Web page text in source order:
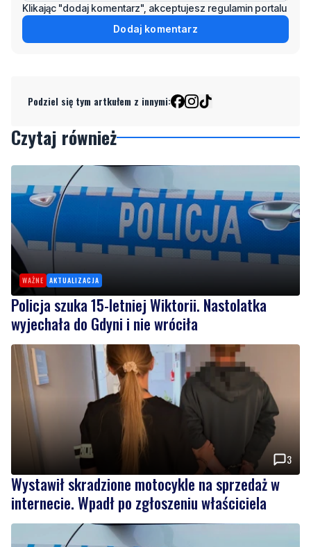
Klikając "dodaj komentarz", akceptujesz regulamin portalu
Dodaj komentarz
Podziel się tym artkułem z innymi:
Czytaj również
WAŻNE AKTUALIZACJA
Policja szuka 15-letniej Wiktorii. Nastolatka
wyjechała do Gdyni i nie wróciła
3
Wystawił skradzione motocykle na sprzedaż w
internecie. Wpadł po zgłoszeniu właściciela